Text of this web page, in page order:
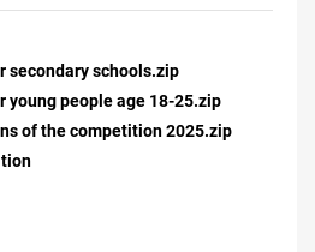
secondary schools.zip
young people age 18-25.zip
of the competition 2025.zip